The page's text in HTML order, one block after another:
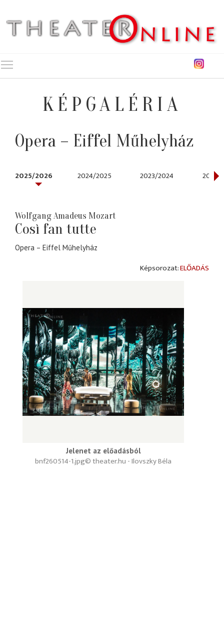
KÉPGALÉRIA
Opera – Eiffel Műhelyház
2025/2026 2024/2025 2023/2024 2021/
Wolfgang Amadeus Mozart
Così fan tutte
Opera – Eiffel Műhelyház
ELŐADÁS
Jelenet az előadásból
© theater.hu - Ilovszky Béla
bnf260514-1.jpg